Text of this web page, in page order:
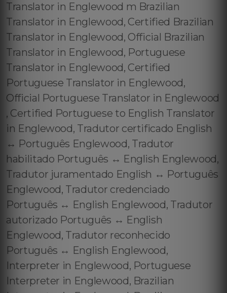
Translator in Englewood m Brazilian
Translator in Englewood, Certified Brazilian
Translator in Englewood, Official Brazilian
Translator in Englewood, Portuguese
Translator in Englewood, Certified
Portuguese Translator in Englewood,
Official Portuguese Translator in Englewood
, Certified Portuguese to English Translator
in Englewood, Tradutor certificado English
↔️ Português Englewood, Tradutor
habilitado Português ↔️ English Englewood,
Tradutor juramentado English ↔️ Português
Englewood, Tradutor credenciado
Português ↔️ English Englewood, Tradutor
autorizado Português ↔️ English
Englewood, Tradutor reconhecido
Português ↔️ English Englewood,
Interpreter in Englewood, Portuguese
Interpreter in Englewood, Brazilian